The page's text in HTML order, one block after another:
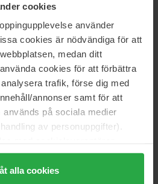
cookies
använder
cookies är nödvändiga för att
medan ditt
cookies för att förbättra
trafik, förse dig med
annonser samt för att
på sociala medier
av personuppgifter).
alla cookies" accepterar du
"Detaljer" kan anpassa
alla cookies
Bedtime Magic Repairing Night
Cream
50 ml
35 €
Verso
N°3 Barrier Strengthening
Cream
Maria Åkerberg